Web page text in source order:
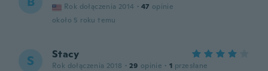
Rok dołączenia 2014 · 47 opinie
około 5 roku temu
S Stacy
Rok dołączenia 2018 · 29 opinie · 1 przesłane